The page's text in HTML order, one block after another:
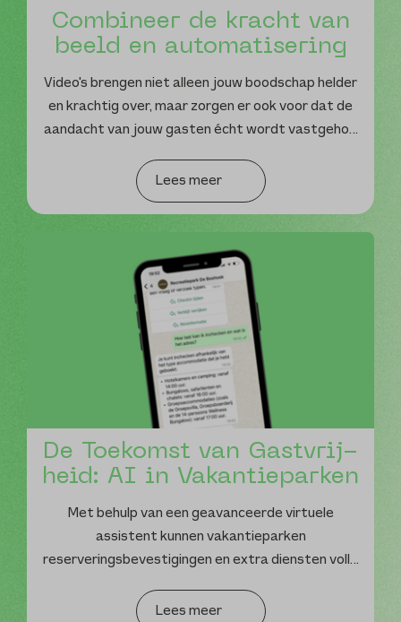
Combineer de kracht van
beeld en automatisering
Video's brengen niet alleen jouw boodschap helder
en krachtig over, maar zorgen er ook voor dat de
aandacht van jouw gasten écht wordt vastgeho…
Lees meer
De Toekomst van Gast­vrij­
heid: AI in Vakantie­parken
Met behulp van een geavanceerde virtuele
assistent kunnen vakantieparken
reserveringsbevestigingen en extra diensten voll…
Lees meer